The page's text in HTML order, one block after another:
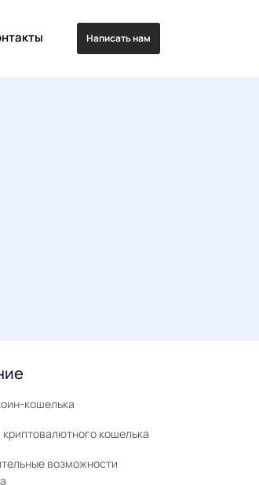
Написать нам
кошелька
кошелька
возможности